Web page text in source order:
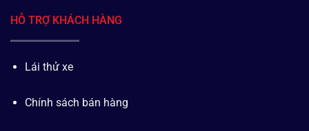
HỖ TRỢ KHÁCH HÀNG
Lái thử xe
Chính sách bán hàng